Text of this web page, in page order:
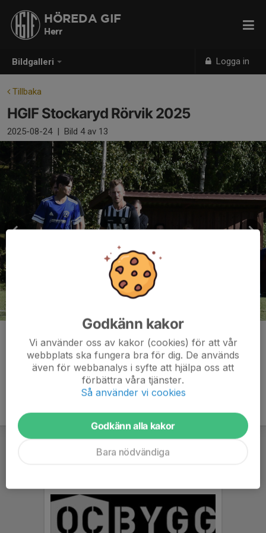
Bildgalleri Logga in
HÖREDA GIF
Herr
Tillbaka
HGIF Stockaryd Rörvik 2025
2025-08-24 | Bild 4av 13
Kommentarer
Godkänn kakor
Vi använder oss av kakor (cookies) för att vår
webbplats ska fungera bra för dig. De används
även för webbanalys i syfte att hjälpa oss att
förbättra våra tjänster.
Så använder vi cookies
Godkänn alla kakor
Bara nödvändiga